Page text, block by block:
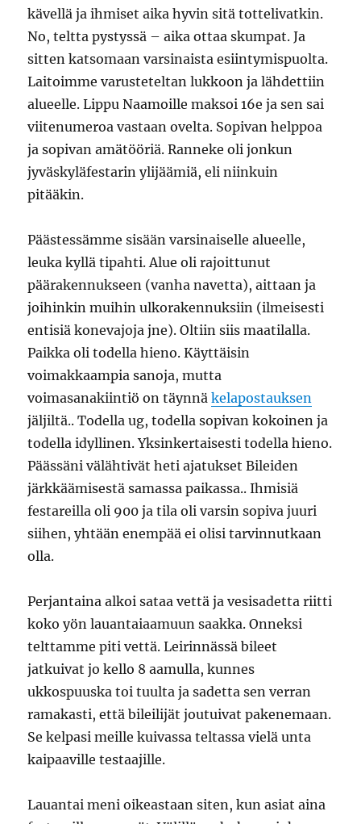
kävellä ja ihmiset aika hyvin sitä tottelivatkin.
No, teltta pystyssä – aika ottaa skumpat. Ja
sitten katsomaan varsinaista esiintymispuolta.
Laitoimme varusteteltan lukkoon ja lähdettiin
alueelle. Lippu Naamoille maksoi 16e ja sen sai
viitenumeroa vastaan ovelta. Sopivan helppoa
ja sopivan amätööriä. Ranneke oli jonkun
jyväskyläfestarin ylijäämiä, eli niinkuin
pitääkin.
Päästessämme sisään varsinaiselle alueelle,
leuka kyllä tipahti. Alue oli rajoittunut
päärakennukseen (vanha navetta), aittaan ja
joihinkin muihin ulkorakennuksiin (ilmeisesti
entisiä konevajoja jne). Oltiin siis maatilalla.
Paikka oli todella hieno. Käyttäisin
voimakkaampia sanoja, mutta
voimasanakiintiö on täynnäkelapostauksen
jäljiltä.. Todella ug, todella sopivan kokoinen ja
todella idyllinen. Yksinkertaisesti todella hieno.
Päässäni välähtivät heti ajatukset Bileiden
järkkäämisestä samassa paikassa.. Ihmisiä
festareilla oli 900 ja tila oli varsin sopiva juuri
siihen, yhtään enempää ei olisi tarvinnutkaan
olla.
Perjantaina alkoi sataa vettä ja vesisadetta riitti
koko yön lauantaiaamuun saakka. Onneksi
telttamme piti vettä. Leirinnässä bileet
jatkuivat jo kello 8 aamulla, kunnes
ukkospuuska toi tuulta ja sadetta sen verran
ramakasti, että bileilijät joutuivat pakenemaan.
Se kelpasi meille kuivassa teltassa vielä unta
kaipaaville testaajille.
Lauantai meni oikeastaan siten, kun asiat aina